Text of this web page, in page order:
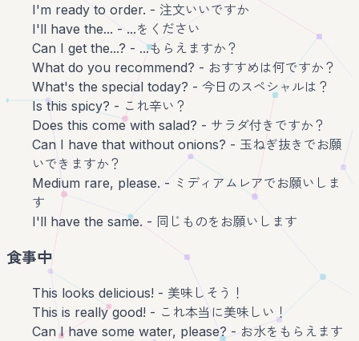
I'm ready to order. - 注文いいですか
I'll have the... - ...をください
Can I get the...? - ...もらえますか？
What do you recommend? - おすすめは何ですか？
What's the special today? - 今日のスペシャルは？
Is this spicy? - これ辛い？
Does this come with salad? - サラダ付きですか？
Can I have that without onions? - 玉ねぎ抜きでお願
いできますか？
Medium rare, please. - ミディアムレアでお願いしま
す
I'll have the same. - 同じものをお願いします
食事中
This looks delicious! - 美味しそう！
This is really good! - これ本当に美味しい！
Can I have some water, please? - お水をもらえます